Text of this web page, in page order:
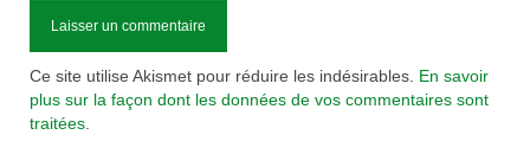
Ce site utilise Akismet pour réduire les indésirables. En savoir
plus sur la façon dont les données de vos commentaires sont
traitées.